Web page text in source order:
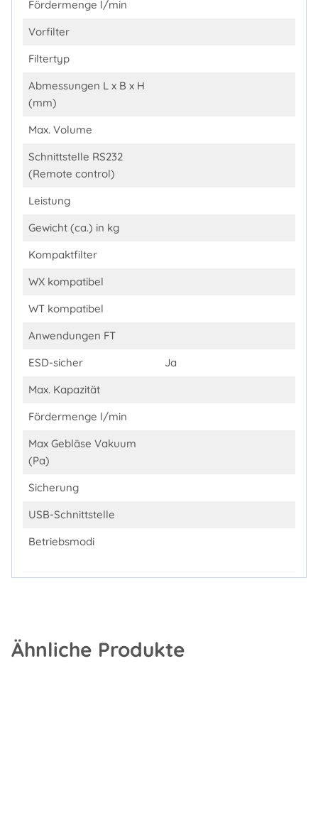
Fördermenge l/min
Vorfilter
Filtertyp
Abmessungen L x B x H
(mm)
Max. Volume
Schnittstelle RS232
(Remote control)
Leistung
Gewicht (ca.) in kg
Kompaktfilter
WX kompatibel
WT kompatibel
Anwendungen FT
ESD-sicher
Ja
Max. Kapazität
Fördermenge l/min
Max Gebläse Vakuum
(Pa)
Sicherung
USB-Schnittstelle
Betriebsmodi
Ähnliche Produkte